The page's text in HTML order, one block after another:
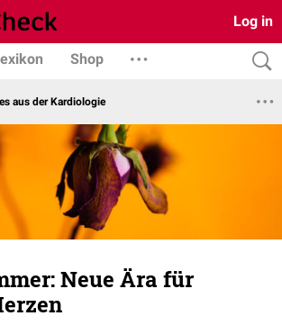
Log in
Shop
aus der Kardiologie
Neue Ära für